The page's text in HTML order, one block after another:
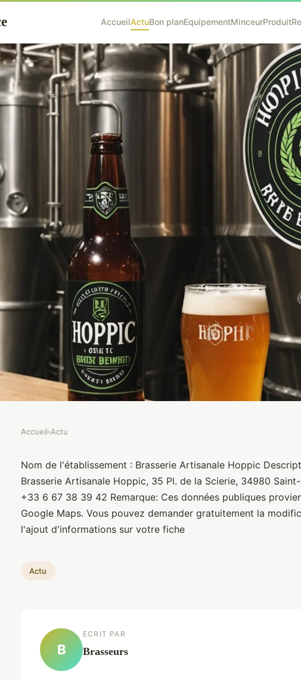
AccueilActuBon planEquipementMinceurProduit
Hoppic
Accueil›Actu
Nom de l'établissement : Brasserie Artisanale Hoppic
Brasserie Artisanale Hoppic, 35 Pl. de la Scierie, 34980
+33 6 67 38 39 42 Remarque: Ces données publiques
Google Maps. Vous pouvez demander gratuitement la
l'ajout d'informations sur votre fiche
Actu
B
ECRIT PAR
Brasseurs